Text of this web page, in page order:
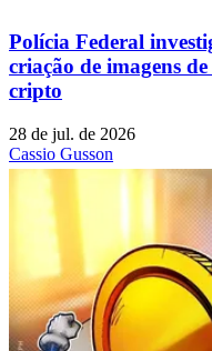
Polícia Federal
criação de imagens
cripto
28 de jul. de 2026
Cassio Gusson